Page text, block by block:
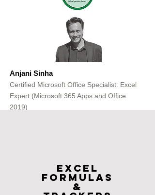
Anjani Sinha
Certified Microsoft Office Specialist: Excel
Expert (Microsoft 365 Apps and Office
2019)
Excel
FOrmulas
&